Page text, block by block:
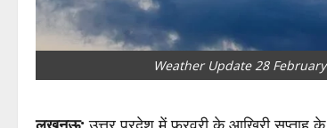
Weather Update 28